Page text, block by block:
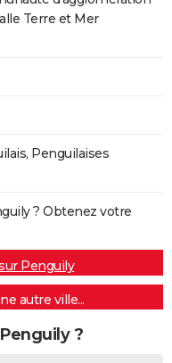
Terre et Mer
Penguilaises
? Obtenez votre
Penguily
autre ville...
?